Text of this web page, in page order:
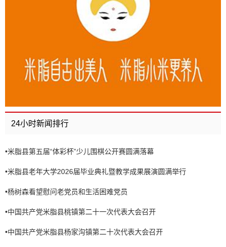
24小时新闻排行
•米脂县第五届“体彩杯”少儿围棋公开赛圆满落幕
•米脂县老年大学2026届毕业典礼暨教学成果展演圆满举行
•杨树森看望慰问老党员和生活困难党员
•中国共产党米脂县桃镇第二十一次代表大会召开
•中国共产党米脂县杨家沟镇第二十次代表大会召开